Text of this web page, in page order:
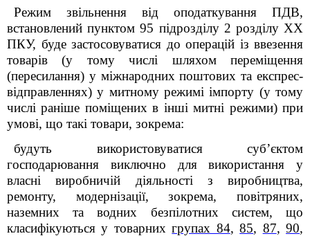
Режим звільнення від оподаткування ПДВ,
встановлений пунктом 95 підрозділу 2 розділу ХХ
ПКУ, буде застосовуватися до операцій із ввезення
товарів (у тому числі шляхом переміщення
(пересилання) у міжнародних поштових та експрес-
відправленнях) у митному режимі імпорту (у тому
числі раніше поміщених в інші митні режими)при
умові, що такі товари, зокрема:
будуть використовуватися суб’єктом
господарювання виключно для використання у
власні виробничій діяльності з виробництва,
ремонту, модернізації, зокрема, повітряних,
наземних та водних безпілотних систем, що
класифікуються у товарнихгрупах 84,85, 87,90,